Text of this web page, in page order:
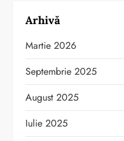
Arhivă
Martie 2026
Septembrie 2025
August 2025
Iulie 2025